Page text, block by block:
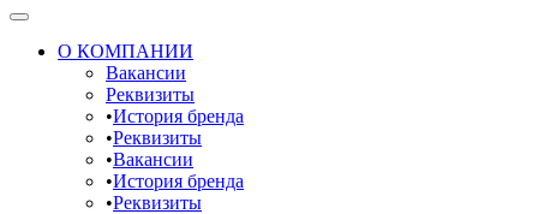
О КОМПАНИИ
Вакансии
Реквизиты
История бренда
Реквизиты
Вакансии
История бренда
Реквизиты